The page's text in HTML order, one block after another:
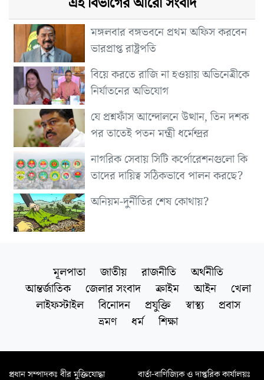
মঙ্গলবার বঙ্গভবনে প্রথম অফিস করবেন
ভারপ্রাপ্ত রাষ্ট্রপতি
বিয়ে করতে রাজি না হওয়ায় অভিনেত্রীকে
নির্যাতনের অভিযোগ
যে প্রশ্নফাঁস আন্দোলনে উত্থান, তিন দশক
পর তাতেই পতন মন্ত্রী ধর্মেন্দ্রর
নাগরিক সেবায় সিটি কর্পোরেশনগুলো কি
তাদের দায়িত্ব সঠিকভাবে পালন করছে?
অনিয়ম-দুর্নীতির শেষ কোথায়?
মূলপাতা জাতীয় রাজনীতি
অর্থনীতি
আন্তর্জাতিক
জেলার সংবাদ ক্রাইম আইন
খেলা
লাইফস্টাইল
বিনোদন প্রযুক্তি স্বাস্থ্য
প্রবাস
ভ্রমণ
ধর্ম শিক্ষা
প্রধান সম্পাদকঃ বীর মুক্তিযোদ্ধা
বার্তা-বাণিজ্যিক ও দাপ্তরিক কার্যালয়ঃ